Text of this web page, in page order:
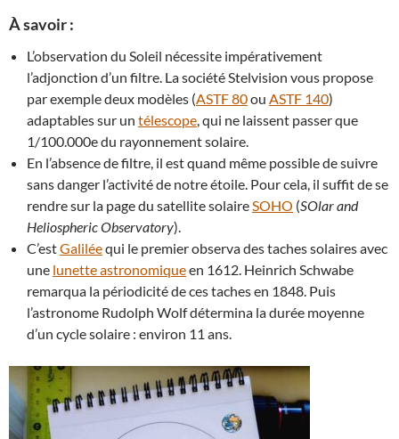
À savoir :
L’observation du Soleil nécessite impérativement
l’adjonction d’un filtre. La société Stelvision vous propose
par exemple deux modèles (ASTF 80ou ASTF 140)
adaptables sur un télescope , qui ne laissent passer que
1/100.000e du rayonnement solaire.
En l’absence de filtre, il est quand même possible de suivre
sans danger l’activité de notre étoile. Pour cela, il suffit de se
rendre sur la page du satellite solaire SOHO (SOlar and
Heliospheric Observatory).
C’estGaliléequi le premier observa des taches solaires avec
une lunette astronomiqueen 1612. Heinrich Schwabe
remarqua la périodicité de ces taches en 1848. Puis
l’astronome Rudolph Wolf détermina la durée moyenne
d’un cycle solaire : environ 11 ans.